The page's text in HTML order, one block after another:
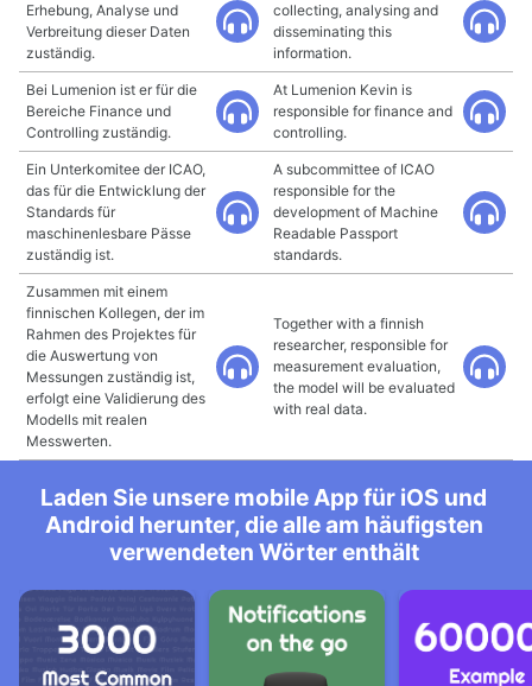
Erhebung, Analyse und
Verbreitung dieser Daten
zuständig.
collecting, analysing and
disseminating this
information.
Bei Lumenion ist er für die
Bereiche Finance und
Controlling zuständig.
At Lumenion Kevin is
responsible for finance and
controlling.
Ein Unterkomitee der ICAO,
das für die Entwicklung der
Standards für
maschinenlesbare Pässe
zuständig ist.
A subcommittee of ICAO
responsible for the
development of Machine
Readable Passport
standards.
Zusammen mit einem
finnischen Kollegen, der im
Rahmen des Projektes für
die Auswertung von
Messungen zuständig ist,
erfolgt eine Validierung des
Modells mit realen
Messwerten.
Together with a finnish
researcher, responsible for
measurement evaluation,
the model will be evaluated
with real data.
Laden Sie unsere mobile App für iOS und
Android herunter, die alle am häufigsten
verwendeten Wörter enthält